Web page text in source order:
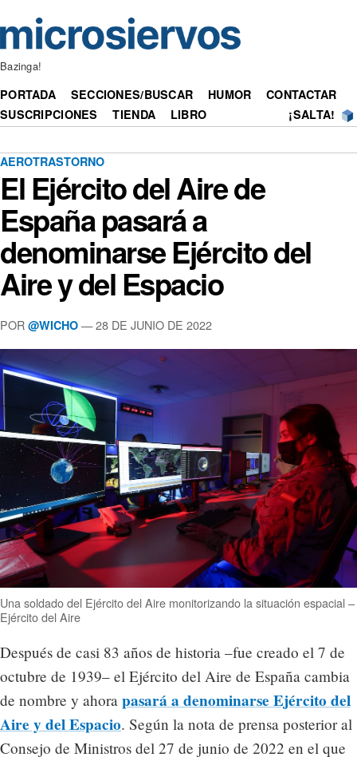
Bazinga!
PORTADA SECCIONES/BUSCAR HUMOR
CONTACTAR
SUSCRIPCIONES
TIENDA LIBRO ¡SALTA!
AEROTRASTORNO
El Ejército del Aire de
España pasará a
denominarse Ejército del
Aire y del Espacio
POR @WICHO — 28 DE JUNIO DE 2022
Una soldado del Ejército del Aire monitorizando la situación espacial –
Ejército del Aire
Después de casi 83 años de historia –fue creado el 7 de
octubre de 1939– el Ejército del Aire de España cambia
de nombre y ahora pasará a denominarse Ejército del
Aire y del Espacio. Según la nota de prensa posterior al
Consejo de Ministros del 27 de junio de 2022 en el que